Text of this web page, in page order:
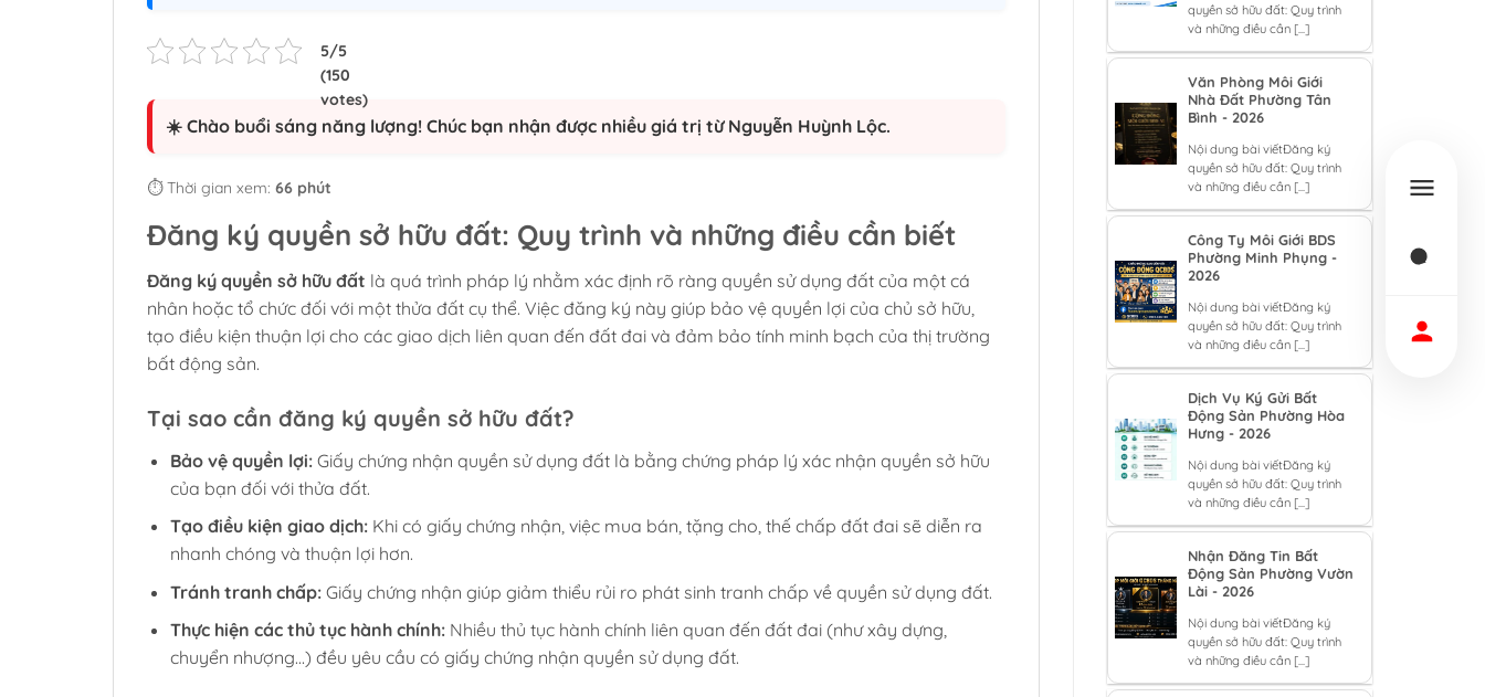
quyền sở hữu đất: Quy trình
và những điều cần [...]
Văn Phòng Môi Giới
Nhà Đất Phường Tân
Bình - 2026
Nội dung bài viếtĐăng ký
quyền sở hữu đất: Quy trình
và những điều cần [...]
Công Ty Môi Giới BDS
Phường Minh Phụng -
2026
Nội dung bài viếtĐăng ký
quyền sở hữu đất: Quy trình
và những điều cần [...]
Dịch Vụ Ký Gửi Bất
Động Sản Phường Hòa
Hưng - 2026
Nội dung bài viếtĐăng ký
quyền sở hữu đất: Quy trình
và những điều cần [...]
Nhận Đăng Tin Bất
Động Sản Phường Vườn
Lài - 2026
Nội dung bài viếtĐăng ký
quyền sở hữu đất: Quy trình
và những điều cần [...]
☀️ Chào buổi sáng năng lượng! Chúc bạn nhận được nhiều giá trị từ Nguyễn Huỳnh Lộc.
⏱️ Thời gian xem: 66 phút
Đăng ký quyền sở hữu đất: Quy trình và những điều cần biết
Đăng ký quyền sở hữu đất là quá trình pháp lý nhằm xác định rõ ràng quyền sử dụng đất của một cá
nhân hoặc tổ chức đối với một thửa đất cụ thể. Việc đăng ký này giúp bảo vệ quyền lợi của chủ sở hữu,
tạo điều kiện thuận lợi cho các giao dịch liên quan đến đất đai và đảm bảo tính minh bạch của thị trường
bất động sản.
Tại sao cần đăng ký quyền sở hữu đất?
Bảo vệ quyền lợi:Giấy chứng nhận quyền sử dụng đất là bằng chứng pháp lý xác nhận quyền sở hữu
của bạn đối với thửa đất.
Tạo điều kiện giao dịch:Khi có giấy chứng nhận, việc mua bán, tặng cho, thế chấp đất đai sẽ diễn ra
nhanh chóng và thuận lợi hơn.
Tránh tranh chấp:Giấy chứng nhận giúp giảm thiểu rủi ro phát sinh tranh chấp về quyền sử dụng đất.
Thực hiện các thủ tục hành chính:Nhiều thủ tục hành chính liên quan đến đất đai (như xây dựng,
chuyển nhượng…) đều yêu cầu có giấy chứng nhận quyền sử dụng đất.